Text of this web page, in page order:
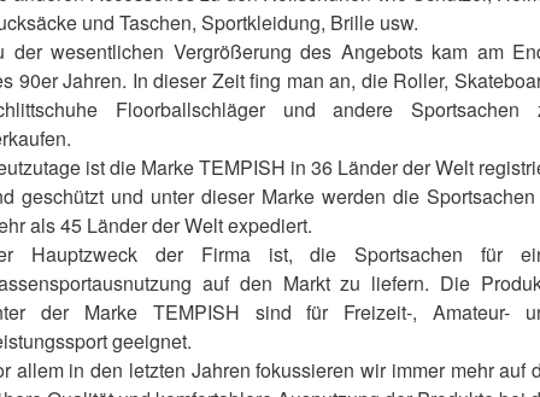
und Taschen, Sportkleidung, Brille usw.
der wesentlichen Vergrößerung des Angebots kam am
90er Jahren. In dieser Zeit fing man an, die Roller,
Floorballschläger und andere Sportsachen
ist die Marke TEMPISH in 36 Länder der Welt
geschützt und unter dieser Marke werden die
als 45 Länder der Welt expediert.
Hauptzweck der Firma ist, die Sportsachen für
auf den Markt zu liefern. Die
der Marke TEMPISH sind für Freizeit-, Amateur-
geeignet.
allem in den letzten Jahren fokussieren wir immer mehr auf